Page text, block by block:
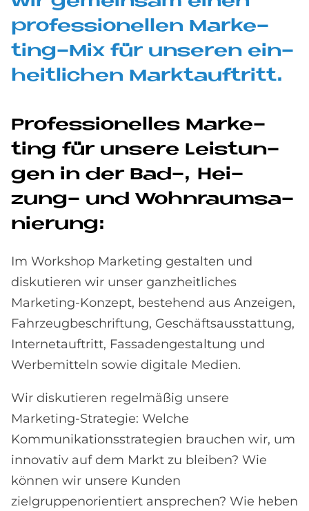
pro­fes­sio­nel­len Mar­ke­
ting-Mix für un­se­ren ein­
heit­li­chen Markt­auf­tritt.
Pro­fes­sio­nel­les Mar­ke­
ting für un­se­re Lei­stun­
gen in der Bad-, Hei­
zung- und Wohn­raumsa­
nie­rung:
Im Workshop Marketing gestalten und
diskutieren wir unser ganzheitliches
Marketing-Konzept, bestehend aus Anzeigen,
Fahrzeugbeschriftung, Geschäftsausstattung,
Internetauftritt, Fassadengestaltung und
Werbemitteln sowie digitale Medien.
Wir diskutieren regelmäßig unsere
Marketing-Strategie: Welche
Kommunikationsstrategien brauchen wir, um
innovativ auf dem Markt zu bleiben? Wie
können wir unsere Kunden
zielgruppenorientiert ansprechen? Wie heben